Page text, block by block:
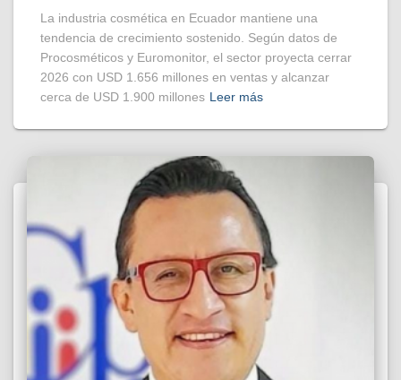
La industria cosmética en Ecuador mantiene una
tendencia de crecimiento sostenido. Según datos de
Procosméticos y Euromonitor, el sector proyecta cerrar
2026 con USD 1.656 millones en ventas y alcanzar
cerca de USD 1.900 millones Leer más